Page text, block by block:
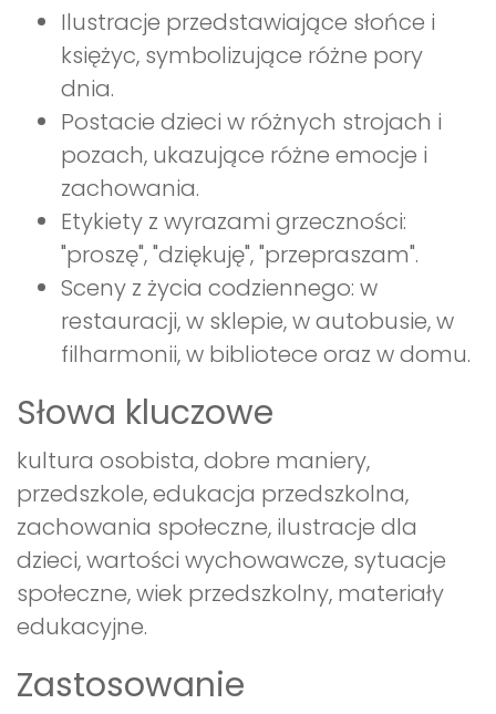
Ilustracje przedstawiające słońce i
księżyc, symbolizujące różne pory
dnia.
Postacie dzieci w różnych strojach i
pozach, ukazujące różne emocje i
zachowania.
Etykiety z wyrazami grzeczności:
"proszę", "dziękuję", "przepraszam".
Sceny z życia codziennego: w
restauracji, w sklepie, w autobusie, w
filharmonii, w bibliotece oraz w domu.
Słowa kluczowe
kultura osobista, dobre maniery,
przedszkole, edukacja przedszkolna,
zachowania społeczne, ilustracje dla
dzieci, wartości wychowawcze, sytuacje
społeczne, wiek przedszkolny, materiały
edukacyjne.
Zastosowanie